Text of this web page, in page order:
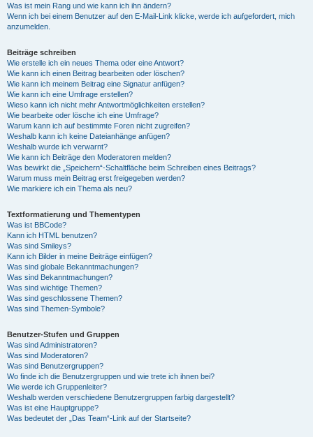
Was ist mein Rang und wie kann ich ihn ändern?
Wenn ich bei einem Benutzer auf den E-Mail-Link klicke, werde ich aufgefordert, mich
anzumelden.
Beiträge schreiben
Wie erstelle ich ein neues Thema oder eine Antwort?
Wie kann ich einen Beitrag bearbeiten oder löschen?
Wie kann ich meinem Beitrag eine Signatur anfügen?
Wie kann ich eine Umfrage erstellen?
Wieso kann ich nicht mehr Antwortmöglichkeiten erstellen?
Wie bearbeite oder lösche ich eine Umfrage?
Warum kann ich auf bestimmte Foren nicht zugreifen?
Weshalb kann ich keine Dateianhänge anfügen?
Weshalb wurde ich verwarnt?
Wie kann ich Beiträge den Moderatoren melden?
Was bewirkt die „Speichern“-Schaltfläche beim Schreiben eines Beitrags?
Warum muss mein Beitrag erst freigegeben werden?
Wie markiere ich ein Thema als neu?
Textformatierung und Thementypen
Was ist BBCode?
Kann ich HTML benutzen?
Was sind Smileys?
Kann ich Bilder in meine Beiträge einfügen?
Was sind globale Bekanntmachungen?
Was sind Bekanntmachungen?
Was sind wichtige Themen?
Was sind geschlossene Themen?
Was sind Themen-Symbole?
Benutzer-Stufen und Gruppen
Was sind Administratoren?
Was sind Moderatoren?
Was sind Benutzergruppen?
Wo finde ich die Benutzergruppen und wie trete ich ihnen bei?
Wie werde ich Gruppenleiter?
Weshalb werden verschiedene Benutzergruppen farbig dargestellt?
Was ist eine Hauptgruppe?
Was bedeutet der „Das Team“-Link auf der Startseite?